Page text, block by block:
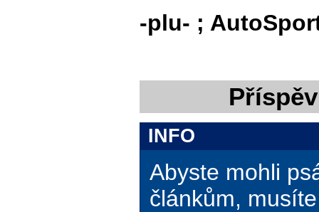
-plu- ;
INFO
Abyste mohli
článkům,